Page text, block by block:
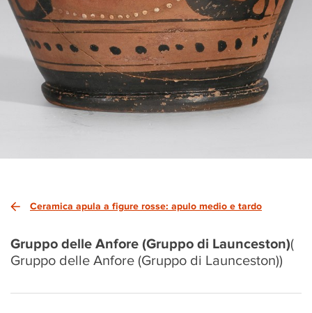
Ceramica apula a figure rosse: apulo medio e tardo
Gruppo delle Anfore (Gruppo di Launceston)(
Gruppo delle Anfore (Gruppo di Launceston))